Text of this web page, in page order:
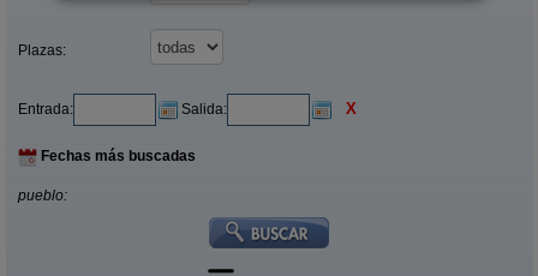
Plazas:
Entrada: Salida: X
Fechas más buscadas
pueblo: